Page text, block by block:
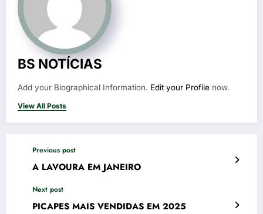
BS NOTÍCIAS
Add your Biographical Information. Edit your Profile now.
View All Posts
Previous post
A LAVOURA EM JANEIRO
Next post
PICAPES MAIS VENDIDAS EM 2025